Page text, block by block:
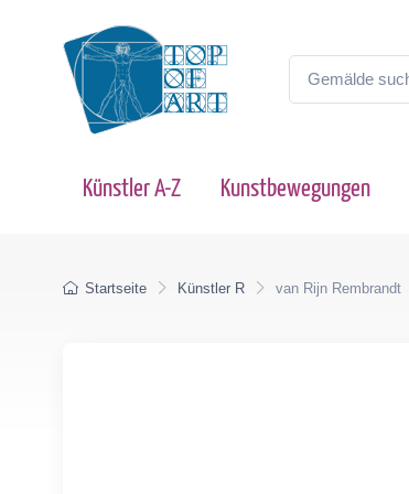
Künstler A-Z Kunstbewegungen
Startseite Künstler R van Rijn Rembrandt